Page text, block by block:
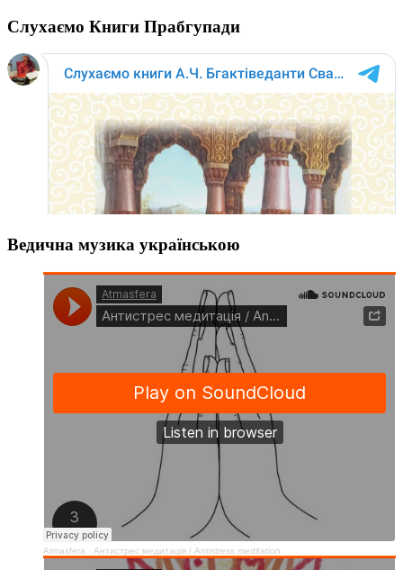
Слухаємо Книги Прабгупади
Ведична музика українською
Atmasfera · Антистрес медитація / Аntistress meditation